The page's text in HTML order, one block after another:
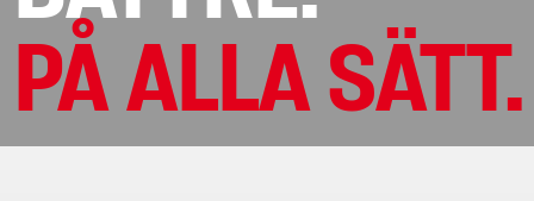
PÅ ALLA SÄTT.